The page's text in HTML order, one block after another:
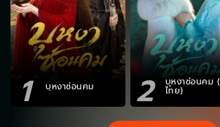
1 บุหงาซ่อนคม 2 บุหงาซ่อนคม
ไทย)